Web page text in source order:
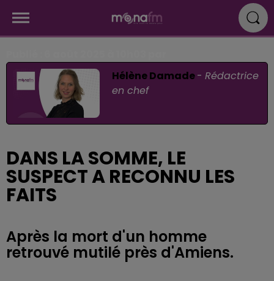
Hélène Damade-Rédactrice
en chef
DANS LA SOMME, LE
SUSPECT A RECONNU LES
FAITS
Après la mort d'un homme
retrouvé mutilé près d'Amiens.